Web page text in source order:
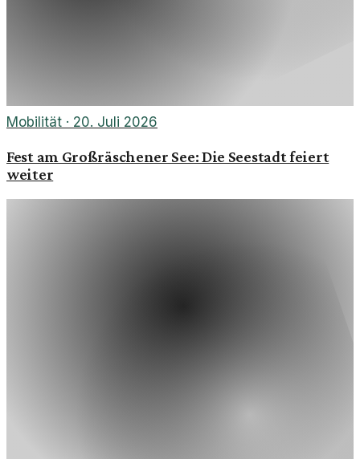
Mobilität · 20. Juli 2026
Fest am Großräschener See: Die Seestadt feiert
weiter